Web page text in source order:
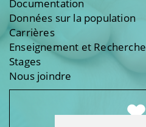
Documentation
Données sur la population
Carrières
Enseignement et Recherche
Stages
Nous joindre